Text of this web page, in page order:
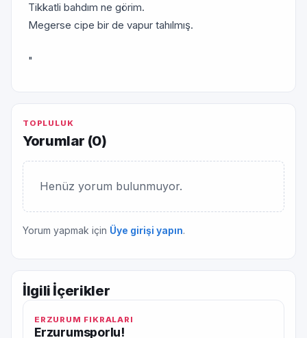
Tikkatli bahdım ne görim.
Megerse cipe bir de vapur tahılmış.
"
TOPLULUK
Yorumlar (0)
Henüz yorum bulunmuyor.
Yorum yapmak için Üye girişi yapın.
İlgili İçerikler
ERZURUM FIKRALARI
Erzurumsporlu!